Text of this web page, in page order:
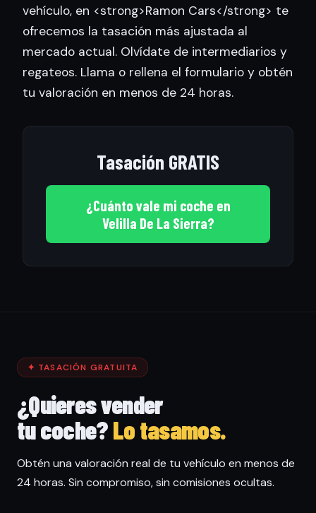
vehículo, en <strong>Ramon Cars</strong> te
ofrecemos la tasación más ajustada al
mercado actual. Olvídate de intermediarios y
regateos. Llama o rellena el formulario y obtén
tu valoración en menos de 24 horas.
Tasación GRATIS
¿Cuánto vale mi coche en
Velilla De La Sierra?
✦ TASACIÓN GRATUITA
¿Quieres vender
tu coche?Lo tasamos.
Obtén una valoración real de tu vehículo en menos de
24 horas. Sin compromiso, sin comisiones ocultas.